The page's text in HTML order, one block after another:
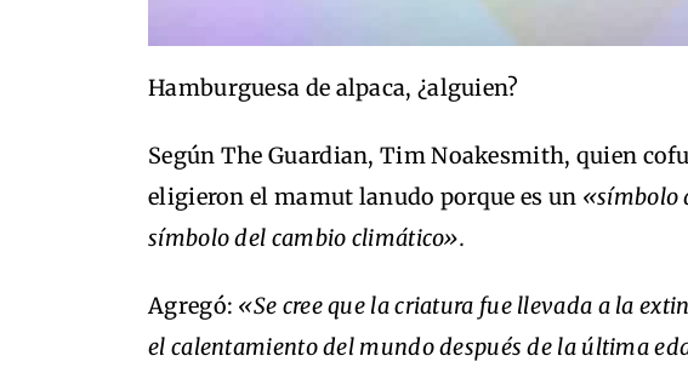
Hamburguesa de alpaca, ¿alguien?
Según The Guardian, Tim Noakesmith, quien
eligieron el mamut lanudo porque es un «símbolo
símbolo del cambio climático».
Agregó: «Se cree que la criatura fue llevada a la
el calentamiento del mundo después de la última